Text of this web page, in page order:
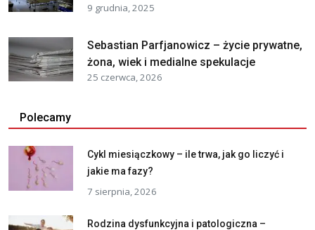
9 grudnia, 2025
Sebastian Parfjanowicz – życie prywatne,
żona, wiek i medialne spekulacje
25 czerwca, 2026
Polecamy
Cykl miesiączkowy – ile trwa, jak go liczyć i
jakie ma fazy?
7 sierpnia, 2026
Rodzina dysfunkcyjna i patologiczna –